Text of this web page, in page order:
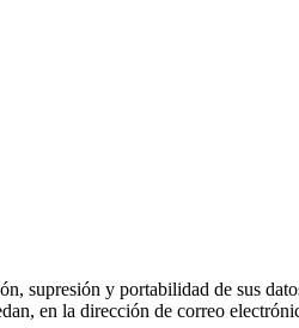
supresión y portabilidad de sus
en la dirección de correo